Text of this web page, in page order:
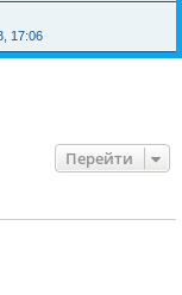
17:06
Перейти